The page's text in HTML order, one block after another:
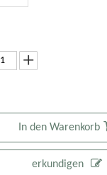
für
In den Warenkorb
erkundigen